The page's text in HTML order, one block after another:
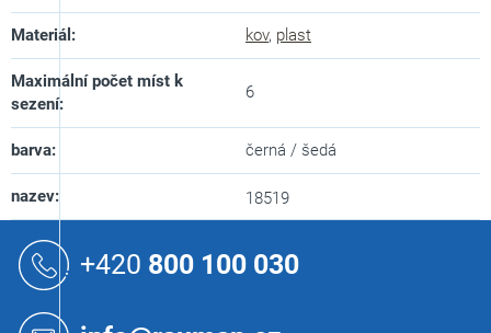
Materiál : kov, plast
Maximální počet míst k
sezení:
6
barva: černá / šedá
nazev: 18519
+420 800 100 030